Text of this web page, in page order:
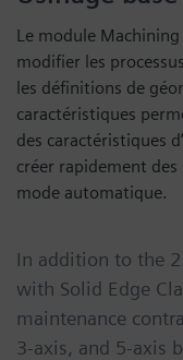
Le module
modifier les
les définitions de
caractéristiques
des caractéristiques
créer rapidement
mode automatique.
In addition to the
with Solid Edge
maintenance
3-axis, and 5-axis